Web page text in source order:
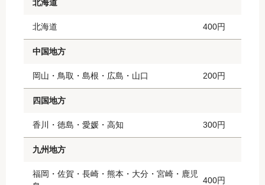
北海道
北海道 400円
中国地方
岡山・鳥取・島根・広島・山口 200円
四国地方
香川・徳島・愛媛・高知 300円
九州地方
福岡・佐賀・長崎・熊本・大分・宮崎・鹿児
400円